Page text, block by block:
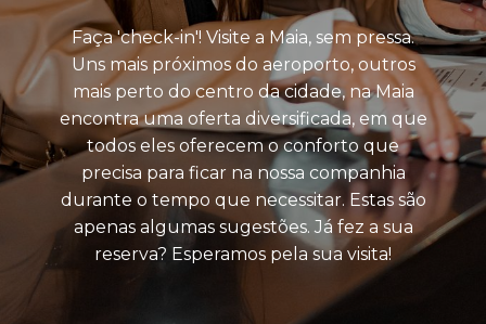
TURISMO DE LAZER
TURISMO DE NATUREZA
TURISMO
GASTRONÓMICO
TURISMO INDUSTRIAL
EXPERIÊNCIAS
Faça 'check-in'! Visite a Maia, sem pressa.
Uns mais próximos do aeroporto, outros
mais perto do centro da cidade, na Maia
encontra uma oferta diversificada, em que
todos eles oferecem o conforto que
precisa para ficar na nossa companhia
durante o tempo que necessitar. Estas são
apenas algumas sugestões. Já fez a sua
reserva? Esperamos pela sua visita!